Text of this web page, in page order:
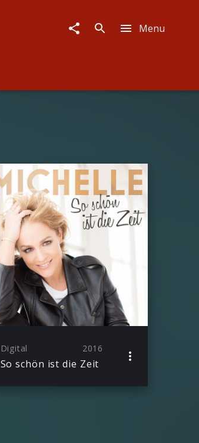
Menu
Digital 2016
So schön ist die Zeit